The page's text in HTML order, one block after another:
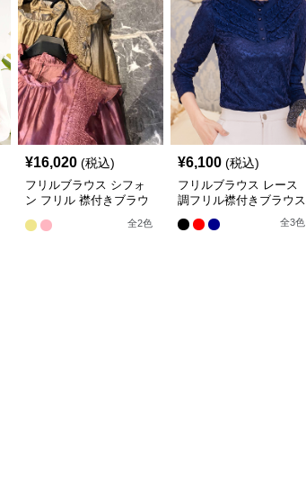
¥16,020 (税込)
フリルブラウス シフォ
ン フリル 襟付きブラウ
全2色
¥6,100 (税込)
フリルブラウス レース
調フリル襟付きブラウス
全3色